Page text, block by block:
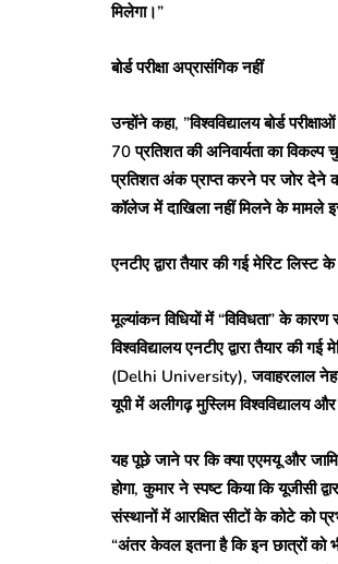
मिलेगा।”
बोर्ड परीक्षा अप्रासंगिक नहीं
उन्होंने कहा, ”विश्वविद्यालय बोर्ड
70 प्रतिशत की अनिवार्यता का
प्रतिशत अंक प्राप्त करने पर जोर देने
कॉलेज में दाखिला नहीं मिलने के मामले
एनटीए द्वारा तैयार की गई मेरिट लिस्ट
मूल्यांकन विधियों में “विविधता” के
विश्वविद्यालय एनटीए द्वारा तैयार की
(Delhi University), जवाहरलाल नेहरू
यूपी में अलीगढ़ मुस्लिम विश्वविद्यालय और
यह पूछे जाने पर कि क्या एएमयू और
होगा, कुमार ने स्पष्ट किया कि यूजीसी
संस्थानों में आरक्षित सीटों के कोटे को
“अंतर केवल इतना है कि इन छात्रों को